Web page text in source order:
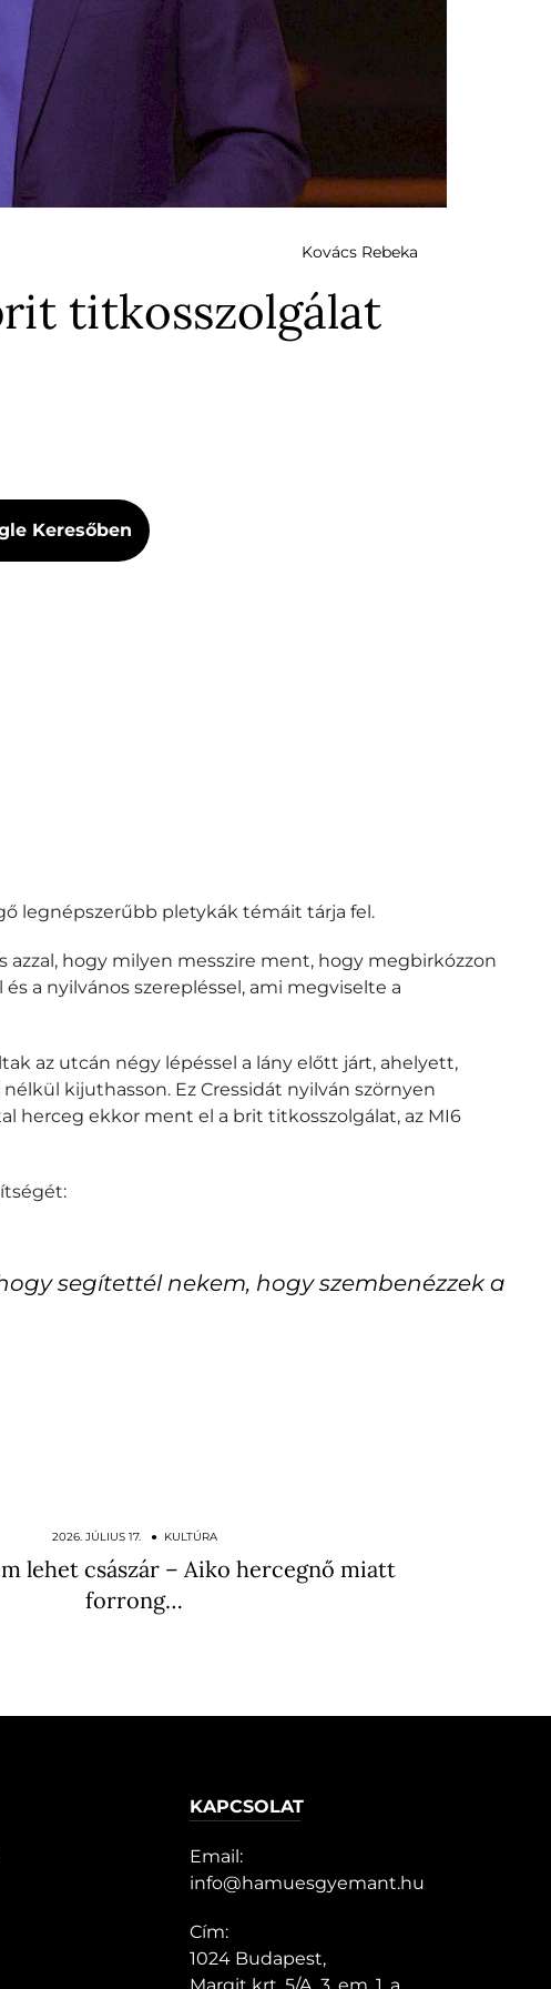
Kovács Rebeka
titkosszolgálat
Keresőben
legnépszerűbb pletykák témáit tárja fel.
hogy milyen messzire ment, hogy megbirkózzon
a nyilvános szerepléssel, ami megviselte a
az utcán négy lépéssel a lány előtt járt, ahelyett,
kijuthasson. Ez Cressidát nyilván szörnyen
herceg ekkor ment el a brit titkosszolgálat, az MI6
segítettél nekem, hogy szembenézzek a
2026. JÚLIUS 17. ● KULTÚRA
lehet császár – Aiko hercegnő miatt
forrong…
KAPCSOLAT
Email:
info@hamuesgyemant.hu
Cím:
1024 Budapest,